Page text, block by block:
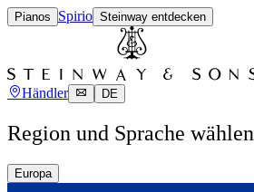
Pianos Spirio Steinway entdecken
Händler DE
Region und Sprache wählen
Europa